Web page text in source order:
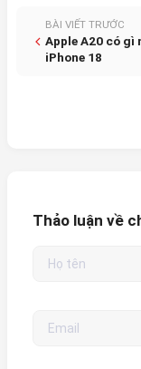
BÀI VIẾT TRƯỚC
Apple A20 có gì
iPhone 18
Thảo luận về